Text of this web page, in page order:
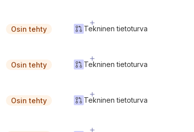
Osin tehty Tekninen tietoturva
Osin tehty Tekninen tietoturva
Osin tehty Tekninen tietoturva